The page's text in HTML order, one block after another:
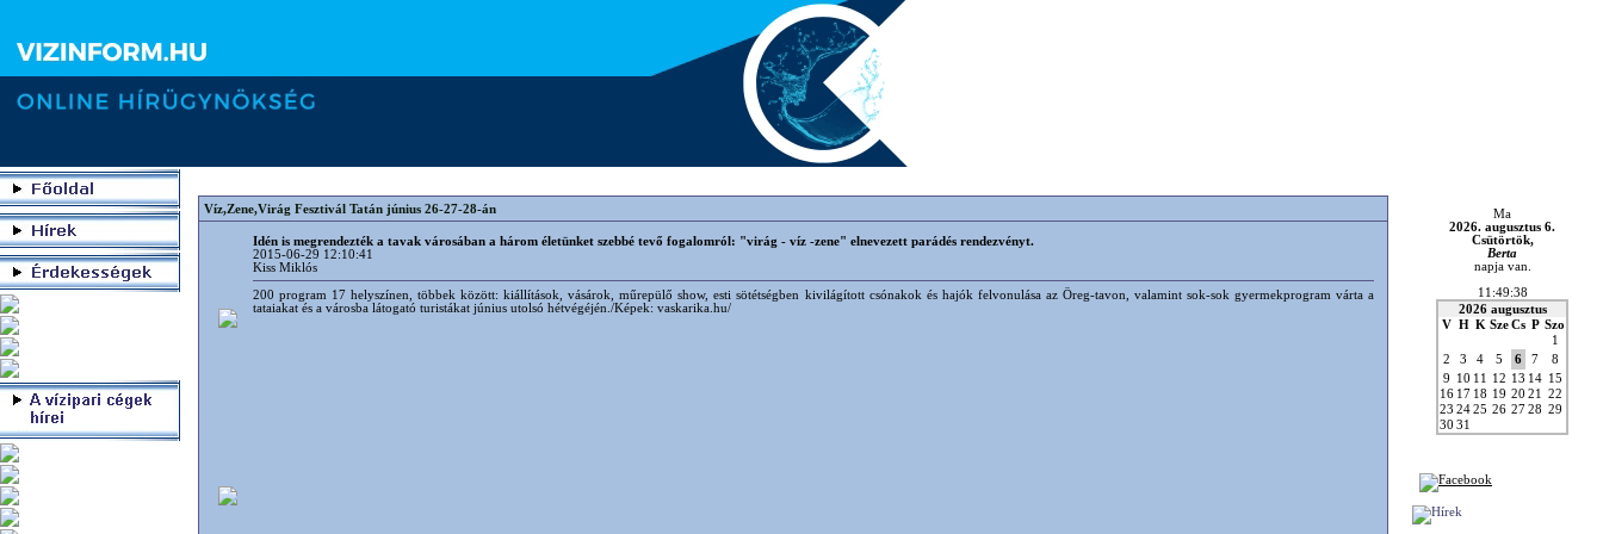
Víz,Zene,Virág Fesztivál Tatán június 26-27-28-án
Idén is megrendezték a tavak városában a három életünket szebbé tevő fogalomról: "virág - víz -zene" elnevezett parádés rendezvényt.
2015-06-29 12:10:41
Kiss Miklós
200 program 17 helyszínen, többek között: kiállítások, vásárok, műrepülő show, esti sötétségben kivilágított csónakok és hajók felvonulása az Öreg-tavon, valamint sok-sok gyermekprogram várta a
tataiakat és a városba látogató turistákat június utolsó hétvégéjén./Képek: vaskarika.hu/
Ma
2026. augusztus 6.
Csütörtök,
Berta
napja van.
11:49:38
2026 augusztus
V H K SzeCs P Szo
1
2
3 4 5 6 7
8
9
10 11 12 13 14 15
16 17 18 19 20 21
22
23 2425 26 2728 29
30 31